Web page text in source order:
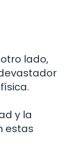
lado,
y la
estas